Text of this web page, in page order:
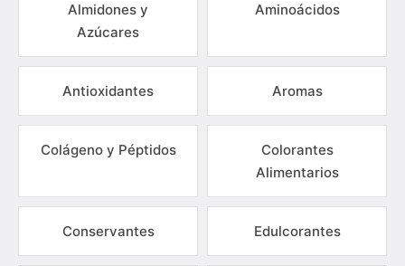
Almidones y
Azúcares
Aminoácidos
Antioxidantes Aromas
Colágeno y Péptidos
Colorantes
Alimentarios
Conservantes Edulcorantes